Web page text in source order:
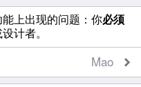
上出现的问题：你必须
计者。
Mao